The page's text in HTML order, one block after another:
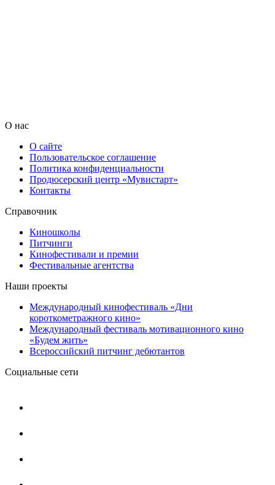
О нас
О сайте
Пользовательское соглашение
Политика конфиденциальности
Продюсерский центр «Мувистарт»
Контакты
Справочник
Киношколы
Питчинги
Кинофестивали и премии
Фестивальные агентства
Наши проекты
Международный кинофестиваль «Дни
короткометражного кино»
Международный фестиваль мотивационного кино
«Будем жить»
Всероссийский питчинг дебютантов
Социальные сети